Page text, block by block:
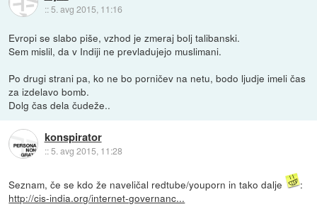
:: 5. avg 2015, 11:16
Evropi se slabo piše, vzhod je zmeraj bolj talibanski.
Sem mislil, da v Indiji ne prevladujejo muslimani.
Po drugi strani pa, ko ne bo porničev na netu, bodo ljudje imeli čas
za izdelavo bomb.
Dolg čas dela čudeže..
konspirator
::5. avg 2015, 11:28
Seznam, če se kdo že naveličal redtube/youporn in tako dalje
:
http://cis-india.org/internet-governanc...